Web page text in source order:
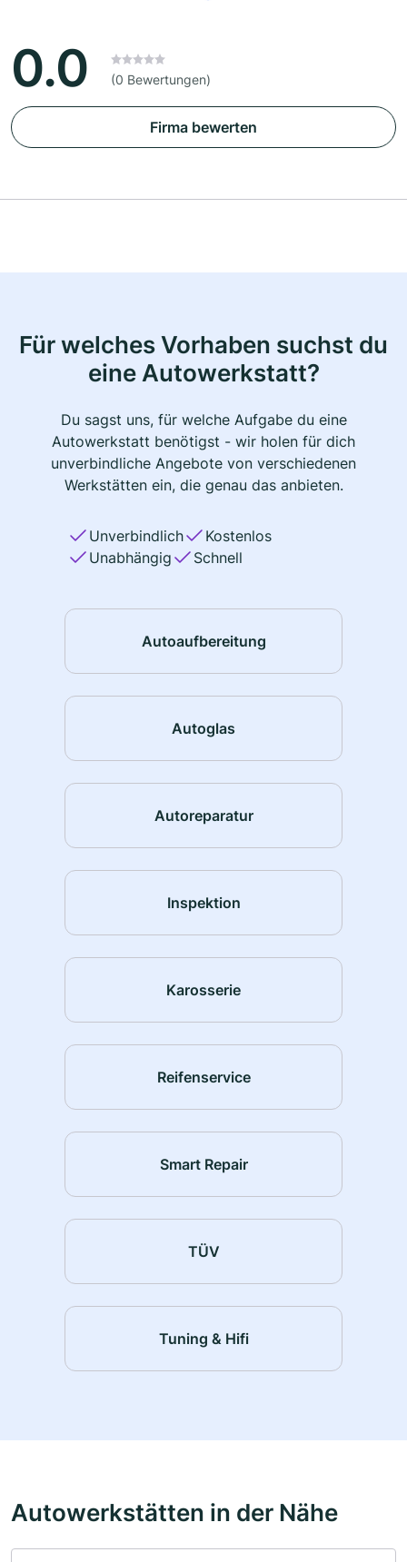
0.0 (0 Bewertungen)
Firma bewerten
Für welches Vorhaben suchst du
eine Autowerkstatt?
Du sagst uns, für welche Aufgabe du eine
Autowerkstatt benötigst - wir holen für dich
unverbindliche Angebote von verschiedenen
Werkstätten ein, die genau das anbieten.
Unverbindlich
Kostenlos
Unabhängig
Schnell
Autoaufbereitung
Autoglas
Autoreparatur
Inspektion
Karosserie
Reifenservice
Smart Repair
TÜV
Tuning & Hifi
Autowerkstätten in der Nähe